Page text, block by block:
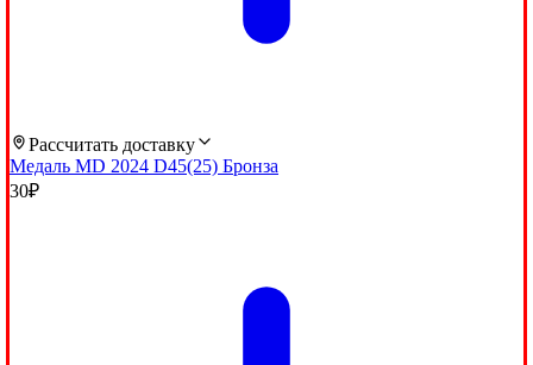
Рассчитать доставку
Медаль MD 2024 D45(25) Бронза
30₽